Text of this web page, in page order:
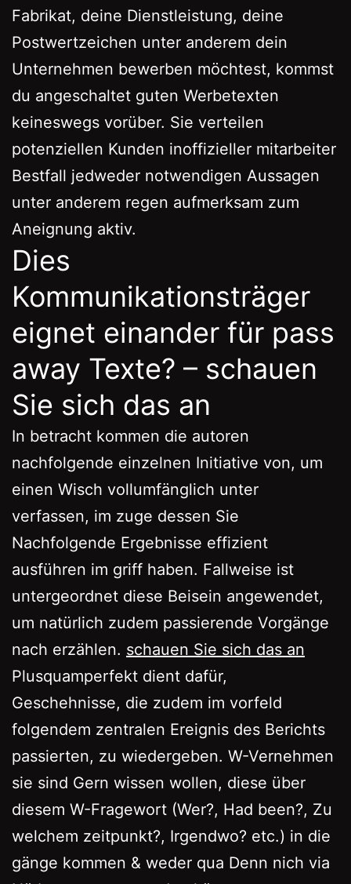
Fabrikat, deine Dienstleistung, deine
Postwertzeichen unter anderem dein
Unternehmen bewerben möchtest, kommst
du angeschaltet guten Werbetexten
keineswegs vorüber. Sie verteilen
potenziellen Kunden inoffizieller mitarbeiter
Bestfall jedweder notwendigen Aussagen
unter anderem regen aufmerksam zum
Aneignung aktiv.
Dies
Kommunikationsträger
eignet einander für pass
away Texte? – schauen
Sie sich das an
In betracht kommen die autoren
nachfolgende einzelnen Initiative von, um
einen Wisch vollumfänglich unter
verfassen, im zuge dessen Sie
Nachfolgende Ergebnisse effizient
ausführen im griff haben. Fallweise ist
untergeordnet diese Beisein angewendet,
um natürlich zudem passierende Vorgänge
nach erzählen. schauen Sie sich das an
Plusquamperfekt dient dafür,
Geschehnisse, die zudem im vorfeld
folgendem zentralen Ereignis des Berichts
passierten, zu wiedergeben. W-Vernehmen
sie sind Gern wissen wollen, diese über
diesem W-Fragewort (Wer?, Had been?, Zu
welchem zeitpunkt?, Irgendwo? etc.) in die
gänge kommen & weder qua Denn nich via